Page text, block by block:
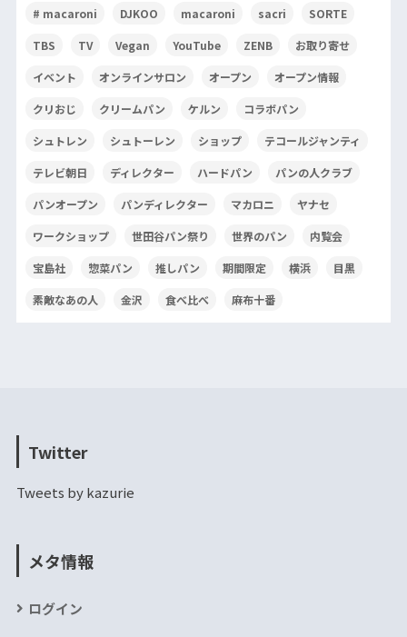
# macaroni DJKOO macaroni sacri SORTE
TBS TV Vegan YouTube ZENB お取り寄せ
イベント オンラインサロン オープン オープン情報
クリおじ クリームパン ケルン コラボパン
シュトレン シュトーレン ショップ テコールジャンティ
テレビ朝日 ディレクター ハードパン パンの人クラブ
パンオープン パンディレクター マカロニ ヤナセ
ワークショップ 世田谷パン祭り 世界のパン 内覧会
宝島社 惣菜パン 推しパン 期間限定 横浜 目黒
素敵なあの人 金沢 食べ比べ 麻布十番
Twitter
Tweets by kazurie
メタ情報
ログイン